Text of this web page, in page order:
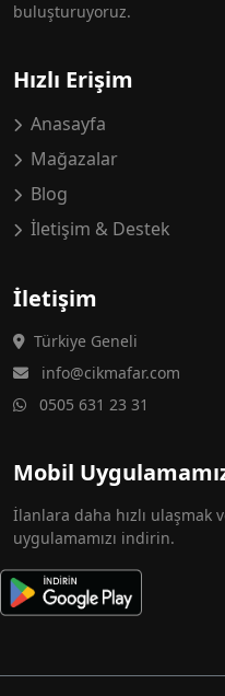
buluşturuyoruz.
Hızlı Erişim
Anasayfa
Mağazalar
Blog
İletişim & Destek
İletişim
Türkiye Geneli
info@cikmafar.com
0505 631 23 31
Mobil
İlanlara daha hızlı ulaşmak
uygulamamızı indirin.